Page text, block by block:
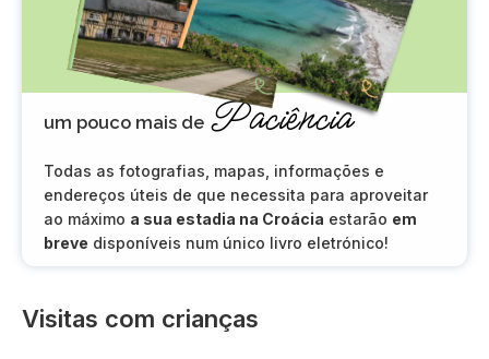
um pouco mais de Paciência
Todas as fotografias, mapas, informações e
endereços úteis de que necessita para aproveitar
ao máximo a sua estadia na Croácia estarão em
breve disponíveis num único livro eletrónico!
Visitas com crianças